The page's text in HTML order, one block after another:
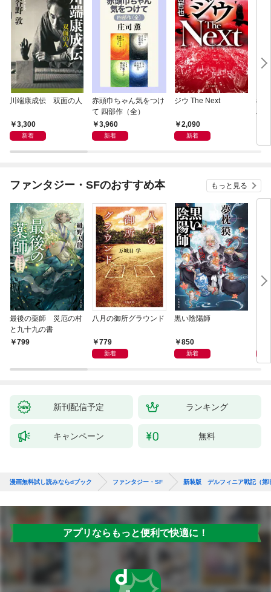
川端康成伝 双面の人
3,300
新着
赤頭巾ちゃん気をつけ
て 四部作（全）
3,960
新着
ジウ The Next
2,090
新着
極
島
ファンタジー・SFのおすすめ本 もっと見る
最後の薬師 災厄の村
と九十九の書
799
八月の御所グラウンド
779
新着
黒い陰陽師
850
新着
新刊配信予定 ランキング
キャンペーン 無料
漫画無料試し読みならdブック ファンタジー・SF 新装版 デルフィニア戦記（第
アプリならもっと便利で快適に！